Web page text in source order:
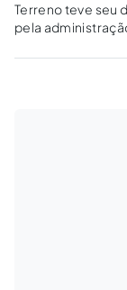
Terreno teve seu
pela
razão, ocorreu a